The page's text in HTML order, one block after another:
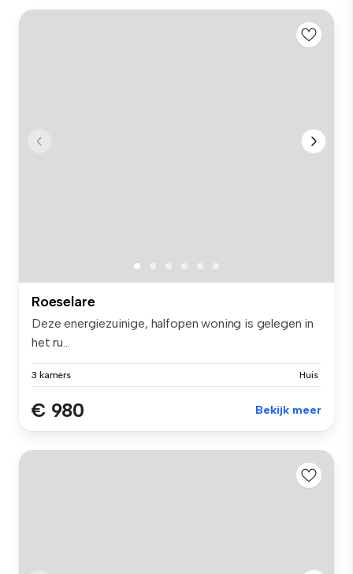
Roeselare
Deze energiezuinige, halfopen woning is gelegen in
het ru...
3 kamers Huis
€ 980 Bekijk meer